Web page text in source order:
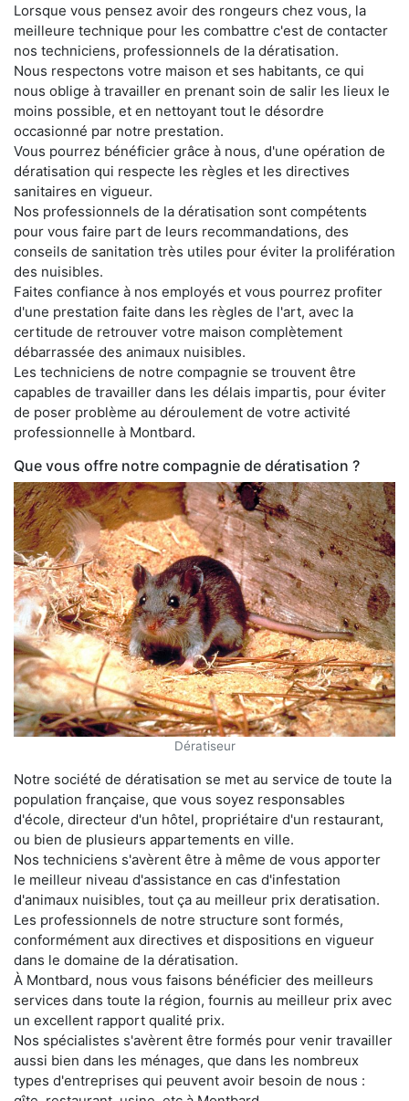
Lorsque vous pensez avoir des rongeurs chez vous, la
meilleure technique pour les combattre c'est de contacter
nos techniciens, professionnels de la dératisation.
Nous respectons votre maison et ses habitants, ce qui
nous oblige à travailler en prenant soin de salir les lieux le
moins possible, et en nettoyant tout le désordre
occasionné par notre prestation.
Vous pourrez bénéficier grâce à nous, d'une opération de
dératisation qui respecte les règles et les directives
sanitaires en vigueur.
Nos professionnels de la dératisation sont compétents
pour vous faire part de leurs recommandations, des
conseils de sanitation très utiles pour éviter la prolifération
des nuisibles.
Faites confiance à nos employés et vous pourrez profiter
d'une prestation faite dans les règles de l'art, avec la
certitude de retrouver votre maison complètement
débarrassée des animaux nuisibles.
Les techniciens de notre compagnie se trouvent être
capables de travailler dans les délais impartis, pour éviter
de poser problème au déroulement de votre activité
professionnelle à Montbard.
Que vous offre notre compagnie de dératisation ?
Dératiseur
Notre société de dératisation se met au service de toute la
population française, que vous soyez responsables
d'école, directeur d'un hôtel, propriétaire d'un restaurant,
ou bien de plusieurs appartements en ville.
Nos techniciens s'avèrent être à même de vous apporter
le meilleur niveau d'assistance en cas d'infestation
d'animaux nuisibles, tout ça au meilleur prix deratisation.
Les professionnels de notre structure sont formés,
conformément aux directives et dispositions en vigueur
dans le domaine de la dératisation.
À Montbard, nous vous faisons bénéficier des meilleurs
services dans toute la région, fournis au meilleur prix avec
un excellent rapport qualité prix.
Nos spécialistes s'avèrent être formés pour venir travailler
aussi bien dans les ménages, que dans les nombreux
types d'entreprises qui peuvent avoir besoin de nous :